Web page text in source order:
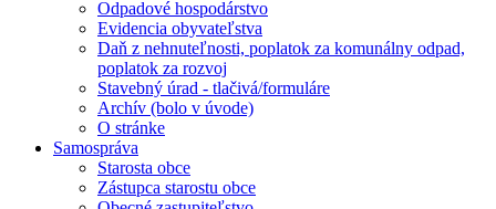
Odpadové hospodárstvo
Evidencia obyvateľstva
Daň z nehnuteľnosti, poplatok za komunálny odpad,
poplatok za rozvoj
Stavebný úrad - tlačivá/formuláre
Archív (bolo v úvode)
O stránke
Samospráva
Starosta obce
Zástupca starostu obce